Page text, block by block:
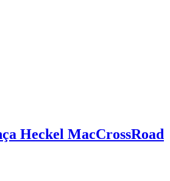
Heckel MacCrossRoad